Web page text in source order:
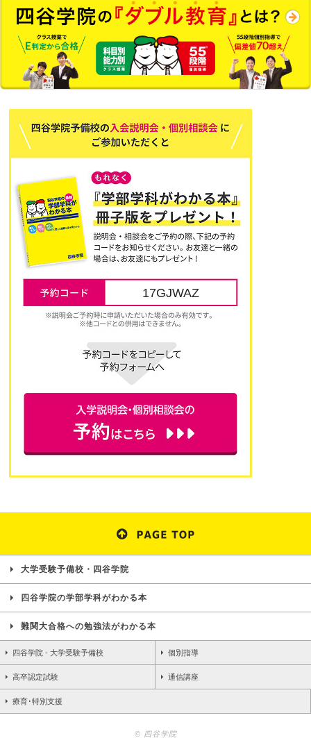
17GJWAZ
大学受験予備校・四谷学院
四谷学院の学部学科がわかる本
難関大合格への勉強法がわかる本
四谷学院 - 大学受験予備校 個別指導
高卒認定試験 通信講座
療育･特別支援
© 四谷学院